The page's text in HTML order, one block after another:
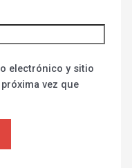
electrónico y sitio
vez que